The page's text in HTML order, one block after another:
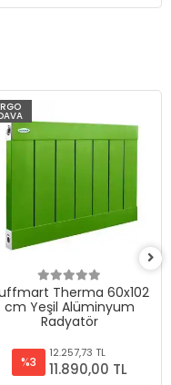
Therma 60x102
cm Yeşil Alüminyum
Radyatör
%3
12.257,73 TL
11.890,00 TL